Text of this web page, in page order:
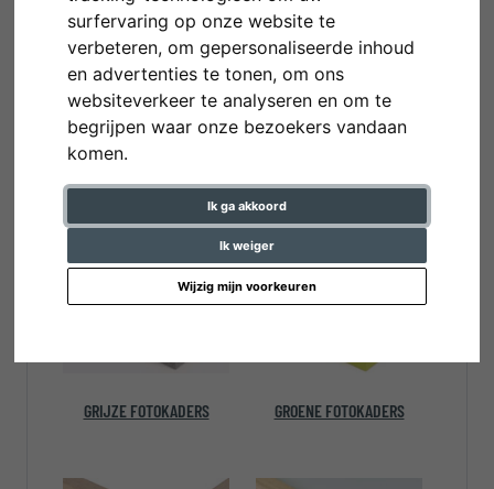
surfervaring op onze website te
verbeteren, om gepersonaliseerde inhoud
en advertenties te tonen, om ons
websiteverkeer te analyseren en om te
begrijpen waar onze bezoekers vandaan
komen.
Ik ga akkoord
Ik weiger
Wijzig mijn voorkeuren
GELE FOTOKADERS
GOUDEN
GRIJZE FOTOKADERS GROENE FOTOKADERS